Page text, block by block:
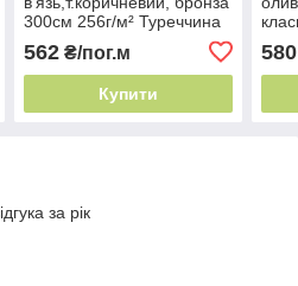
300см 256г/м² Туреччина
562₴/пог.м
Купити
580
за рік